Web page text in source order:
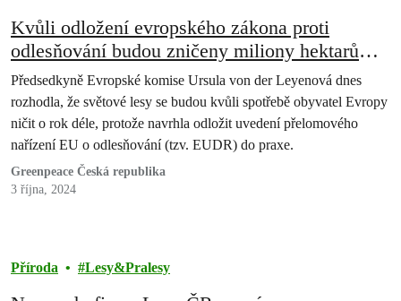
Kvůli odložení evropského zákona proti
odlesňování budou zničeny miliony hektarů
lesů a pralesů
Předsedkyně Evropské komise Ursula von der Leyenová dnes
rozhodla, že světové lesy se budou kvůli spotřebě obyvatel Evropy
ničit o rok déle, protože navrhla odložit uvedení přelomového
nařízení EU o odlesňování (tzv. EUDR) do praxe.
Greenpeace Česká republika
3 října, 2024
Příroda Lesy&Pralesy